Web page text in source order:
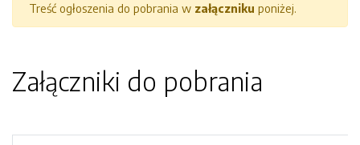
Treść ogłoszenia do pobrania w załączniku poniżej.
Załączniki do pobrania